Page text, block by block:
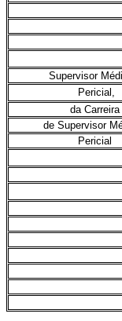
Supervisor
Pericial,
da Carreira
de Supervisor
Pericial